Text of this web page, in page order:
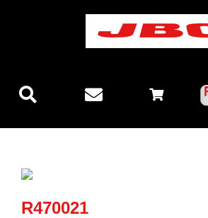
JBCテクノロジー
新製品情報
R470021